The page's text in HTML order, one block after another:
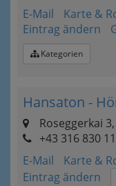
E-Mail
Karte &
Eintrag ändern
Kategorien
Hansaton -
Roseggerkai
+43 316 830
E-Mail
Karte &
Eintrag ändern